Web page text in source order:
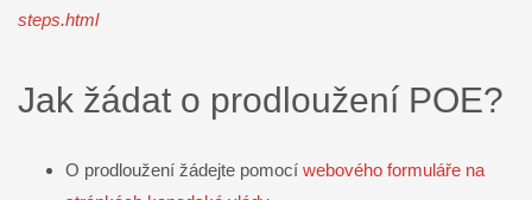
steps.html
Jak žádat o prodloužení POE?
O prodloužení žádejte pomocí webového formuláře na